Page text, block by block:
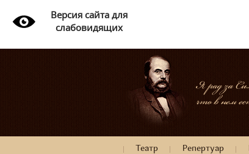
Версия сайта для
слабовидящих
Театр Репертуар